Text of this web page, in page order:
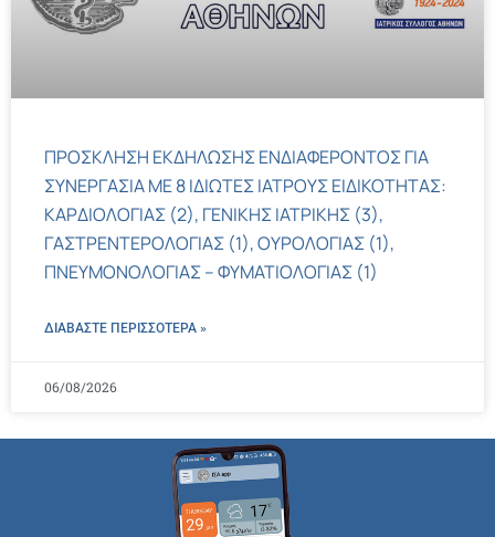
ΠΡΟΣΚΛΗΣΗ ΕΚΔΗΛΩΣΗΣ ΕΝΔΙΑΦΕΡΟΝΤΟΣ ΓΙΑ
ΣΥΝΕΡΓΑΣΙΑ ΜΕ 8 ΙΔΙΩΤΕΣ ΙΑΤΡΟΥΣ ΕΙΔΙΚΟΤΗΤΑΣ:
ΚΑΡΔΙΟΛΟΓΙΑΣ (2), ΓΕΝΙΚΗΣ ΙΑΤΡΙΚΗΣ (3),
ΓΑΣΤΡΕΝΤΕΡΟΛΟΓΙΑΣ (1), ΟΥΡΟΛΟΓΙΑΣ (1),
ΠΝΕΥΜΟΝΟΛΟΓΙΑΣ – ΦΥΜΑΤΙΟΛΟΓΙΑΣ (1)
ΔΙΑΒΑΣΤΕ ΠΕΡΙΣΣΌΤΕΡΑ »
06/08/2026